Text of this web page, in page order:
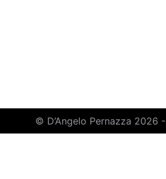
© D’Angelo Pernazza 2026 -